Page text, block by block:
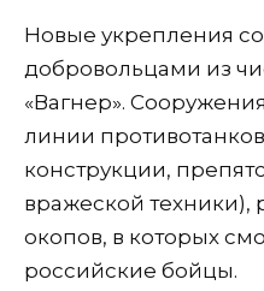
Новые укрепления
добровольцами из
«Вагнер».
линии
конструкции,
вражеской техники),
окопов, в которых
российские бойцы.